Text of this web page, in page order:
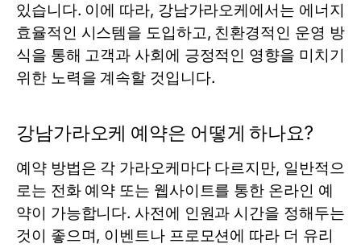
있습니다. 이에 따라, 강남가라오케에서는 에너지
효율적인 시스템을 도입하고, 친환경적인 운영 방
식을 통해 고객과 사회에 긍정적인 영향을 미치기
위한 노력을 계속할 것입니다.
강남가라오케 예약은 어떻게 하나요?
예약 방법은 각 가라오케마다 다르지만, 일반적으
로는 전화 예약 또는 웹사이트를 통한 온라인 예
약이 가능합니다. 사전에 인원과 시간을 정해두는
것이 좋으며, 이벤트나 프로모션에 따라 더 유리